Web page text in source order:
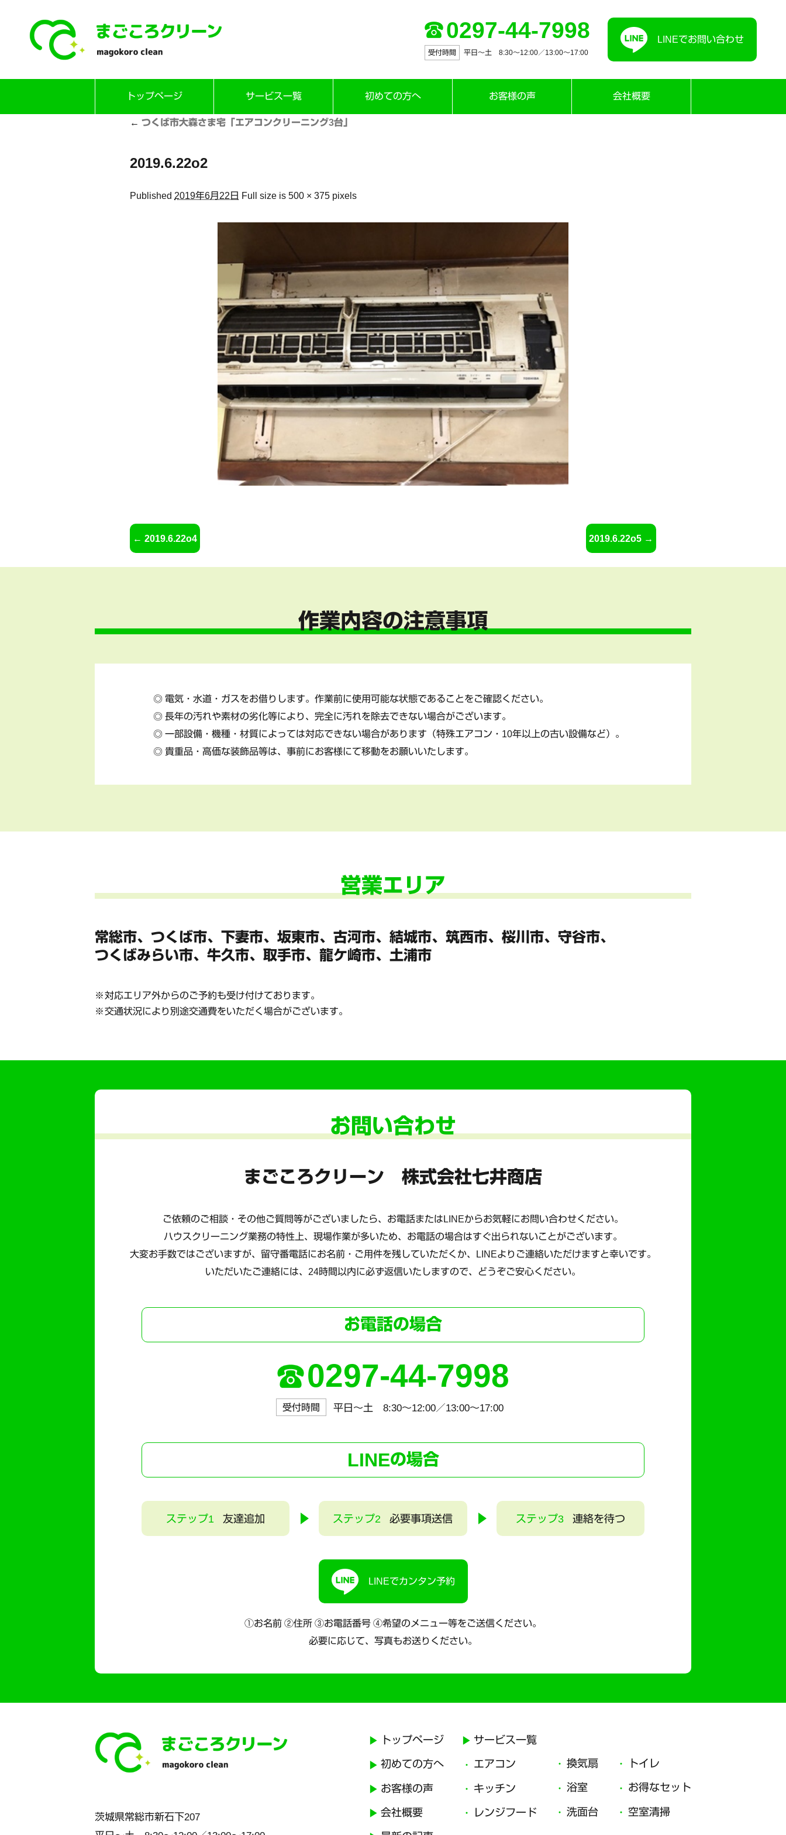
0297-44-7998
受付時間 平日～土 8:30〜12:00／13:00〜17:00
LINEでお問い合わせ
トップページ サービス一覧 初めての方へ お客様の声 会社概要
← つくば市大森さま宅「エアコンクリーニング3台」
2019.6.22o2
Published 2019年6月22日 Full size is 500 × 375 pixels
2019.6.22o4 2019.6.22o5
作業内容の注意事項
電気・水道・ガスをお借りします。作業前に使用可能な状態であることをご確認ください。
長年の汚れや素材の劣化等により、完全に汚れを除去できない場合がございます。
一部設備・機種・材質によっては対応できない場合があります（特殊エアコン・10年以上の古い設備など）。
貴重品・高価な装飾品等は、事前にお客様にて移動をお願いいたします。
営業エリア
常総市、つくば市、下妻市、坂東市、 古河市、結城市、筑西市、桜川市、 守谷市、
つくばみらい市、牛久市、 取手市、龍ケ崎市、土浦市
対応エリア外からのご予約も受け付けております。
交通状況により別途交通費をいただく場合がございます。
お問い合わせ
まごころクリーン 株式会社七井商店
ご依頼のご相談・その他ご質問等がございましたら、お電話またはLINEからお気軽にお問い合わせください。
ハウスクリーニング業務の特性上、現場作業が多いため、お電話の場合はすぐ出られないことがございます。
大変お手数ではございますが、留守番電話にお名前・ご用件を残していただくか、LINEよりご連絡いただけますと幸いです。
いただいたご連絡には、24時間以内に必ず返信いたしますので、どうぞご安心ください。
お電話の場合
0297-44-7998
受付時間 平日～土 8:30〜12:00／13:00〜17:00
LINEの場合
ステップ1 友達追加 ステップ2 必要事項送信 ステップ3 連絡を待つ
LINEでカンタン予約
①お名前 ②住所 ③お電話番号 ④希望のメニュー等をご送信ください。
必要に応じて、写真もお送りください。
茨城県常総市新石下207
トップページ
初めての方へ
お客様の声
会社概要
サービス一覧
エアコン
キッチン
レンジフード
換気扇
浴室
洗面台
トイレ
お得なセット
空室清掃